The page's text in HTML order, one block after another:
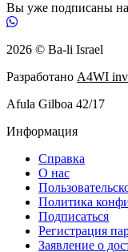
Вы уже подписаны
2026 © Ba-li Israel
Разработано A4WI
Afula Gilboa 42/17
Информация
Справка
О нас
Политика
Подписаться
Регистрация
Заявление о